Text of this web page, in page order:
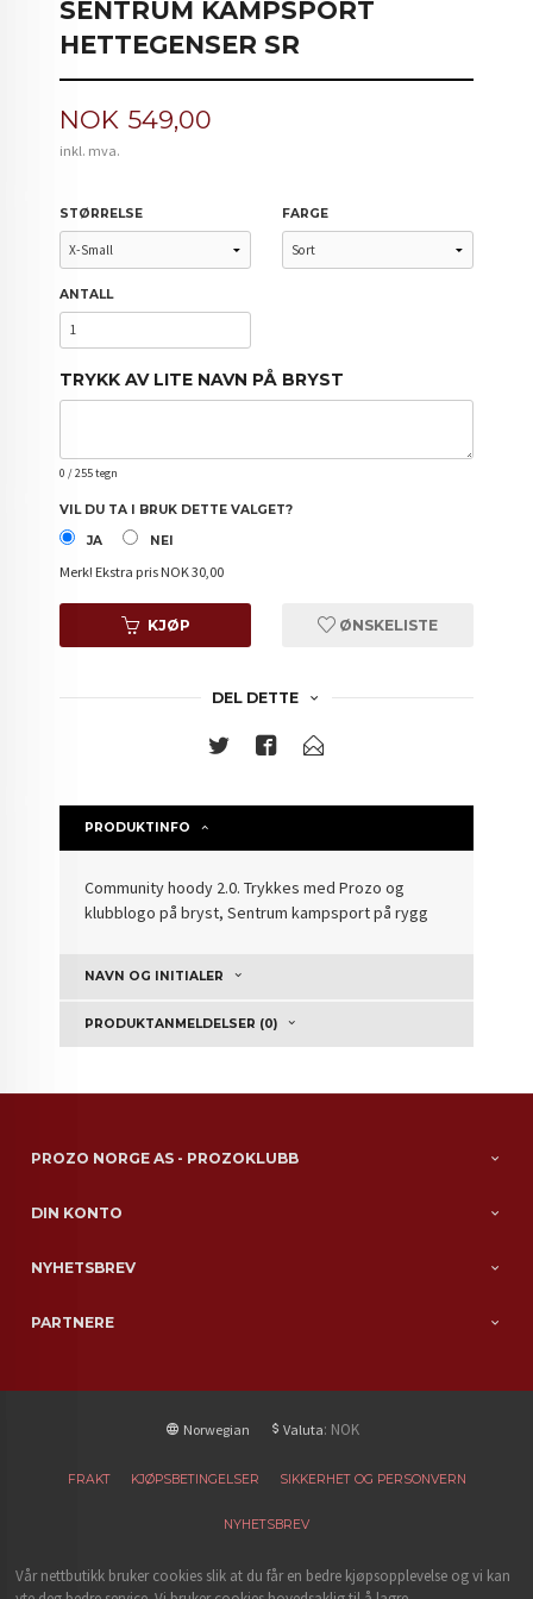
SENTRUM KAMPSPORT
HETTEGENSER SR
Pris
NOK 549,00
inkl. mva.
STØRRELSE FARGE
ANTALL
TRYKK AV LITE NAVN PÅ BRYST
0 / 255 tegn
VIL DU TA I BRUK DETTE VALGET?
JA
NEI
Merk! Ekstra pris NOK 30,00
KJØP ØNSKELISTE
DEL DETTE
PRODUKTINFO
Community hoody 2.0.Trykkes med Prozo og
klubblogo på bryst, Sentrum kampsport på rygg
NAVN OG INITIALER
PRODUKTANMELDELSER (0)
PROZO NORGE AS - PROZOKLUBB
DIN KONTO
NYHETSBREV
PARTNERE
Norwegian Valuta: NOK
FRAKT KJØPSBETINGELSER SIKKERHET OG PERSONVERN
NYHETSBREV
Vår nettbutikk bruker cookies slik at du får en bedre kjøpsopplevelse og vi kan